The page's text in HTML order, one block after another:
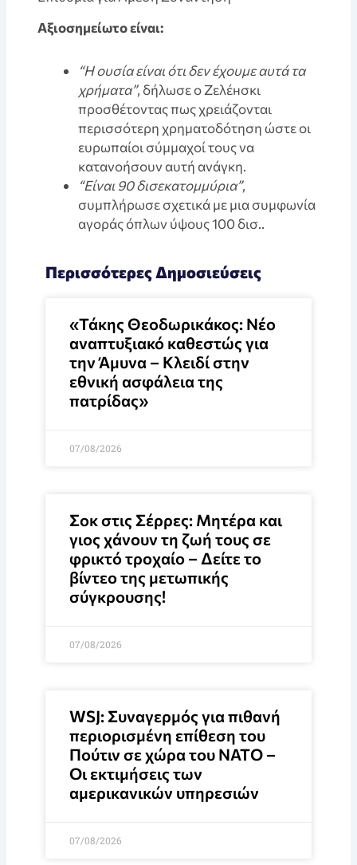
Aξιοσημείωτο είναι:
“Η ουσία είναι ότι δεν έχουμε αυτά τα
χρήματα”, δήλωσε ο Ζελέнσκι
προσθέτοντας πως χρειάζονται
περισσότερη χρηματοδότηση ώστε οι
ευρωπαίοι σύμμαχοί τους να
κατανοήσουν αυτή ανάγκη.
“Είναι 90 δισεκατομμύρια”,
συμπλήρωσε σχετικά με μια συμφωνία
αγοράς όπλων ύψους 100 δισ..
Περισσότερες Δημοσιεύσεις
«Τάκης Θεοδωρικάκος: Νέο
αναπτυξιακό καθεστώς για
την Άμυνα – Κλειδί στην
εθνική ασφάλεια της
πατρίδας»
07/08/2026
Σοκ στις Σέρρες: Μητέρα και
γιος χάνουν τη ζωή τους σε
φρικτό τροχαίο – Δείτε το
βίντεο της μετωπικής
σύγκρουσης!
07/08/2026
WSJ: Συναγερμός για πιθανή
περιορισμένη επίθεση του
Πούτιν σε χώρα του ΝΑΤΟ –
Οι εκτιμήσεις των
αμερικανικών υπηρεσιών
07/08/2026